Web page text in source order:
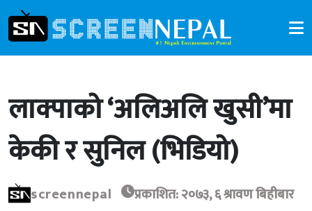
लाक्पाको ‘अलिअलि खुसी’मा
केकी र सुनिल (भिडियो)
screennepal प्रकाशित: २०७३, ६ श्रावण बिहीबार